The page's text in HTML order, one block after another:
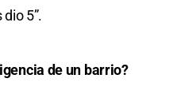
5”.
de un barrio?